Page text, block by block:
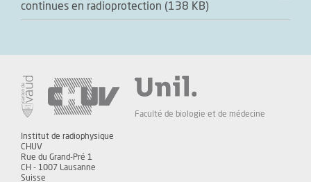
continues en radioprotection (138 KB)
Faculté de biologie et de médecine
Institut de radiophysique
CHUV
Rue du Grand-Pré 1
CH - 1007 Lausanne
Suisse